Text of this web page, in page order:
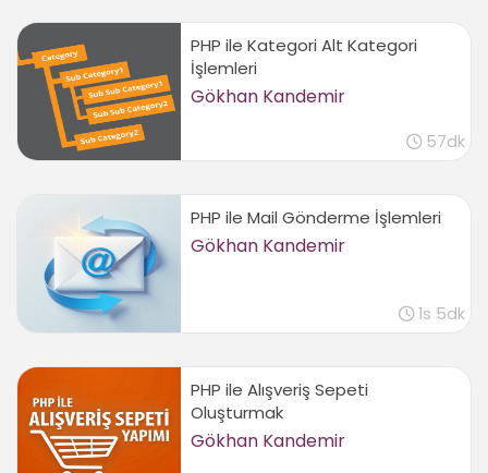
Veri tipi dönüşümleri
03:47
Constants (sabitler)
02:19
Koşullu İfadeler
Else ve elseif deyimleri
04:05
Karşılaştırma operatörleri
05:53
Switch deyimi
Döngüler
While döngüsü
03:05
PHP ile Kategori Alt Kategori
İşlemleri
Gökhan Kandemir
57dk
PHP ile Mail Gönderme İşlemleri
Gökhan Kandemir
1s 5dk
PHP ile Alışveriş Sepeti
Oluşturmak
Gökhan Kandemir